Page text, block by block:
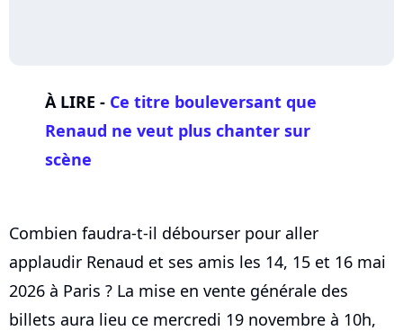
À LIRE - Ce titre bouleversant que
Renaud ne veut plus chanter sur
scène
Combien faudra-t-il débourser pour aller
applaudir Renaud et ses amis les 14, 15 et 16 mai
2026 à Paris ? La mise en vente générale des
billets aura lieu ce mercredi 19 novembre à 10h,